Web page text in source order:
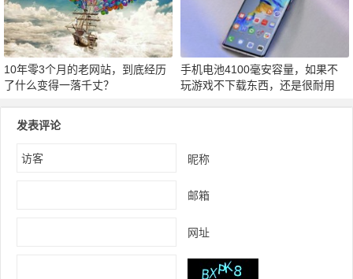
10年零3个月的老网站，到底经历
了什么变得一落千丈？
手机电池4100毫安容量，如果不
玩游戏不下载东西，还是很耐用
发表评论
昵称
邮箱
网址